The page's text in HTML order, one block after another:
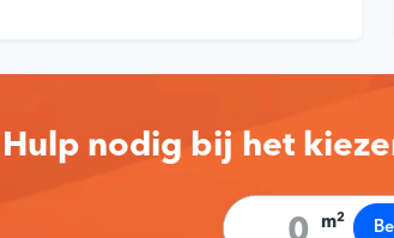
Hulp nodig bij het
m2